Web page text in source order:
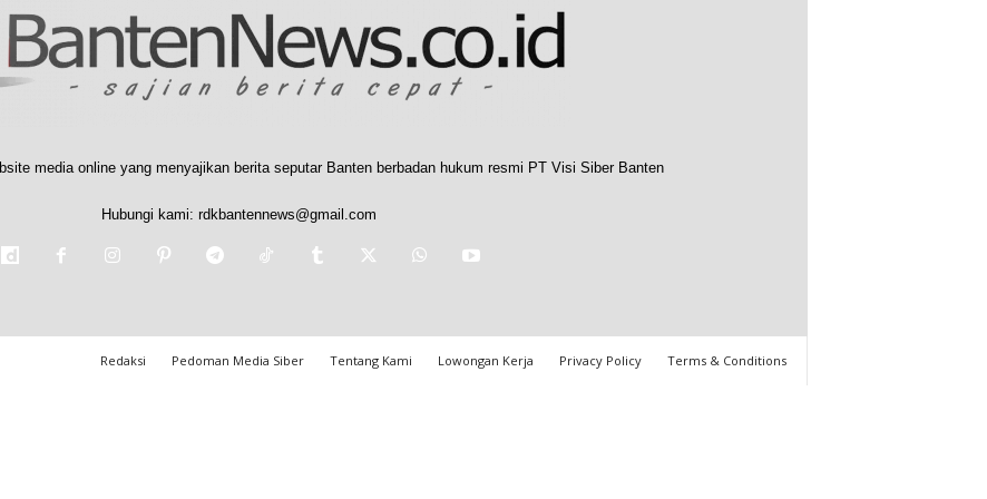
media online yang menyajikan berita seputar Banten berbadan hukum resmi PT Visi Siber Banten
Hubungi kami: rdkbantennews@gmail.com
Redaksi Pedoman Media Siber Tentang Kami Lowongan Kerja Privacy Policy Terms & Conditions